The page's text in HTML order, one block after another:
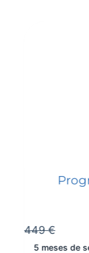
449 €
5 meses de